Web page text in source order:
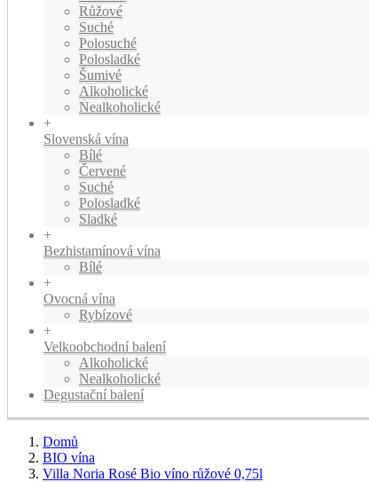
Růžové
Suché
Polosuché
Polosladké
Šumivé
Alkoholické
Nealkoholické
+
Slovenská vína
Bílé
Červené
Suché
Polosladké
Sladké
+
Bezhistamínová vína
Bílé
+
Ovocná vína
Rybízové
+
Velkoobchodní balení
Alkoholické
Nealkoholické
Degustační balení
Domů
BIO vína
Villa Noria Rosé Bio víno růžové 0,75l